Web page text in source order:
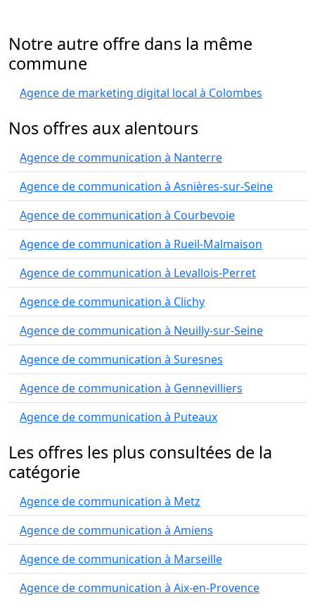
Notre autre offre dans la même
commune
Agence de marketing digital local à Colombes
Nos offres aux alentours
Agence de communication à Nanterre
Agence de communication à Asnières-sur-Seine
Agence de communication à Courbevoie
Agence de communication à Rueil-Malmaison
Agence de communication à Levallois-Perret
Agence de communication à Clichy
Agence de communication à Neuilly-sur-Seine
Agence de communication à Suresnes
Agence de communication à Gennevilliers
Agence de communication à Puteaux
Les offres les plus consultées de la
catégorie
Agence de communication à Metz
Agence de communication à Amiens
Agence de communication à Marseille
Agence de communication à Aix-en-Provence